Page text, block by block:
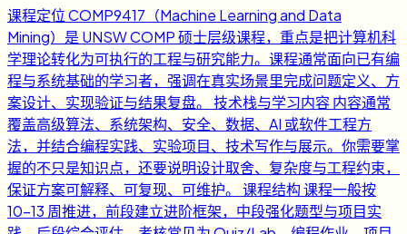
课程定位 COMP9417（Machine Learning and Data
Mining）是 UNSW COMP 硕士层级课程，重点是把计算机科
学理论转化为可执行的工程与研究能力。课程通常面向已有编
程与系统基础的学习者，强调在真实场景里完成问题定义、方
案设计、实现验证与结果复盘。 技术栈与学习内容 内容通常
覆盖高级算法、系统架构、安全、数据、AI 或软件工程方
法，并结合编程实践、实验项目、技术写作与展示。你需要掌
握的不只是知识点，还要说明设计取舍、复杂度与工程约束，
保证方案可解释、可复现、可维护。 课程结构 课程一般按
10-13 周推进，前段建立进阶框架，中段强化题型与项目实